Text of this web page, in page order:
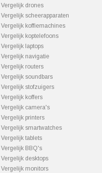
Vergelijk drones
Vergelijk scheerapparaten
Vergelijk koffiemachines
Vergelijk koptelefoons
Vergelijk laptops
Vergelijk navigatie
Vergelijk routers
Vergelijk soundbars
Vergelijk stofzuigers
Vergelijk koffers
Vergelijk camera's
Vergelijk printers
Vergelijk smartwatches
Vergelijk tablets
Vergelijk BBQ's
Vergelijk desktops
Vergelijk monitors